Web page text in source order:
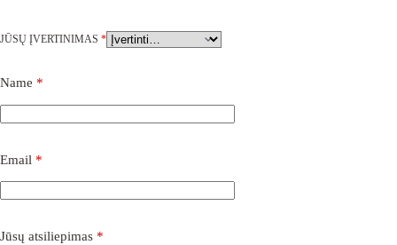
JŪSŲ ĮVERTINIMAS *
Name *
Email *
Jūsų atsiliepimas *